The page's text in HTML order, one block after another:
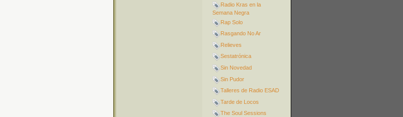
Radio Kras en la
Semana Negra
Rap Solo
Rasgando No Ar
Relieves
Sestatrónica
Sin Novedad
Sin Pudor
Talleres de Radio ESAD
Tarde de Locos
The Soul Sessions